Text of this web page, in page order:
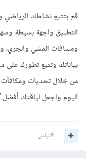
قم بتتبع نشاطك الرياضي
التطبيق واجهة بسيطة
ومسافات المشي والجري،
بياناتك وتتبع تطورك على
اليوم واجعل لياقتك أفضل."
اقتباس